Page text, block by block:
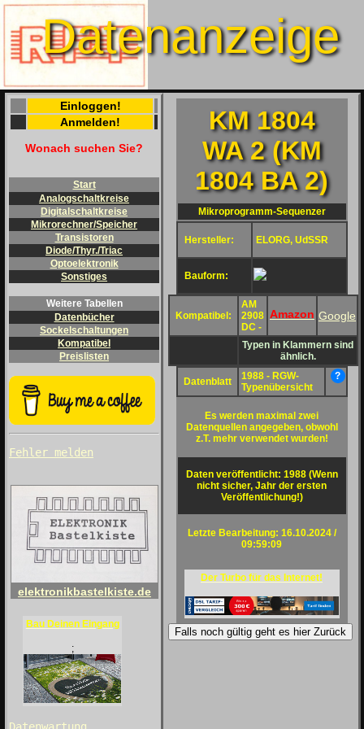
Datenanzeige
Einloggen!
Anmelden!
Wonach suchen Sie?
Start
Analogschaltkreise
Digitalschaltkreise
Mikrorechner/Speicher
Transistoren
Diode/Thyr./Triac
Optoelektronik
Sonstiges
Weitere Tabellen
Datenbücher
Sockelschaltungen
Kompatibel
Preislisten
Fehler melden
elektronikbastelkiste.de
Bau Deinen Eingang
;
KM 1804
WA 2 (KM
1804 BA 2)
Mikroprogramm-Sequenzer
Hersteller: ELORG, UdSSR
Bauform:
Kompatibel:
AM
2908
DC -
Amazon Google
Typen in Klammern sind
ähnlich.
Datenblatt
1988 - RGW-
Typenübersicht
?
Es werden maximal zwei
Datenquellen angegeben, obwohl
z.T. mehr verwendet wurden!
Daten veröffentlicht: 1988 (Wenn
nicht sicher, Jahr der ersten
Veröffentlichung!)
Letzte Bearbeitung: 16.10.2024 /
09:59:09
Der Turbo für das Internet!
Falls noch gültig geht es hier Zurück